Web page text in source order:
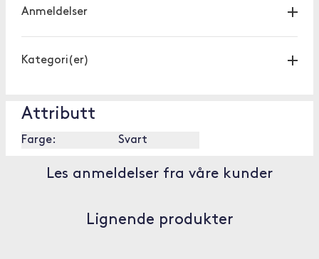
Anmeldelser
Kategori(er)
Attributt
Farge: Svart
Les anmeldelser fra våre kunder
Lignende produkter